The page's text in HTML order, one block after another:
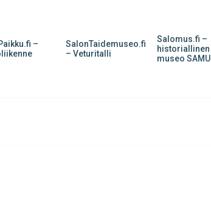
–
SalonTaidemuseo.fi
– Veturitalli
Salomus.fi –
historiallinen
museo SAMU